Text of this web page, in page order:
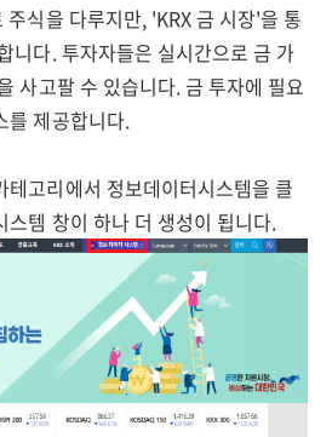
주식을 다루지만, 'KRX 금 시장'을 통
니다. 투자자들은 실시간으로 금 가
사고팔 수 있습니다. 금 투자에 필요
를 제공합니다.
테고리에서 정보데이터시스템을 클
스템 창이 하나 더 생성이 됩니다.